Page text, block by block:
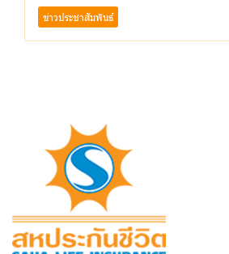
ข่าวประชาสัมพันธ์